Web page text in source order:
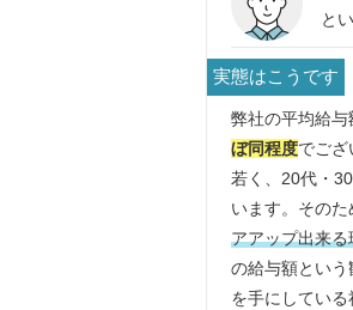
と
は
実態はこうです
弊社の平均給与
ぼ同程度でご
若く、20代・
います。そのた
アアップ出来る
の給与額とい
を手にしてい